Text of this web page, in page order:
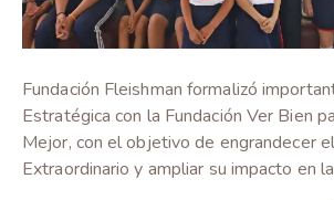
Fundación Fleishman formalizó
Estratégica con la Fundación Ver Bien
Mejor, con el objetivo de engrandecer
Extraordinario y ampliar su impacto en